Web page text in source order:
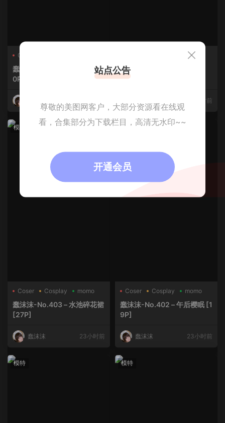
Coser
蠢沫沫-No.405 – 向日葵绳 [1
0P]
momo
蠢沫沫-No.404 – EVA 明日
香 和服 [30P]
23小时前
模特
Coser Cosplay momo
蠢沫沫-No.403 – 水池碎花裙
[27P]
蠢沫沫 23小时前
模特
Coser Cosplay momo
蠢沫沫-No.402 – 午后樱眠 [1
9P]
蠢沫沫 23小时前
模特 模特
站点公告
尊敬的美图网客户，大部分资源看在线观
看，合集部分为下载栏目，高清无水印~~
开通会员